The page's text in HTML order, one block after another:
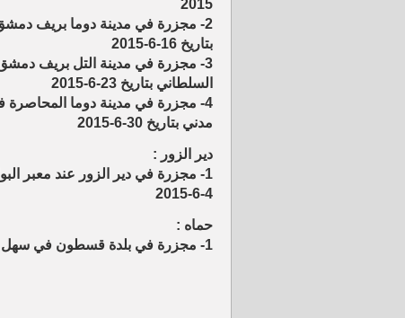
2015
بتاريخ 16-6-2015
السلطاني بتاريخ 23-6-2015
مدني بتاريخ 30-6-2015
دير الزور :
4-6-2015
حماه :
1- مجزرة في بلدة قسطون في سهل الغاب بريف حماه راح ضحيتها عشرة شهداء بتاريخ 11-6-2015